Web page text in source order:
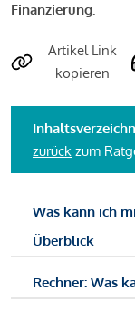
Finanzierung.
Artikel Link
kopieren
zurück zum
Was kann ich
Überblick
Rechner: Was